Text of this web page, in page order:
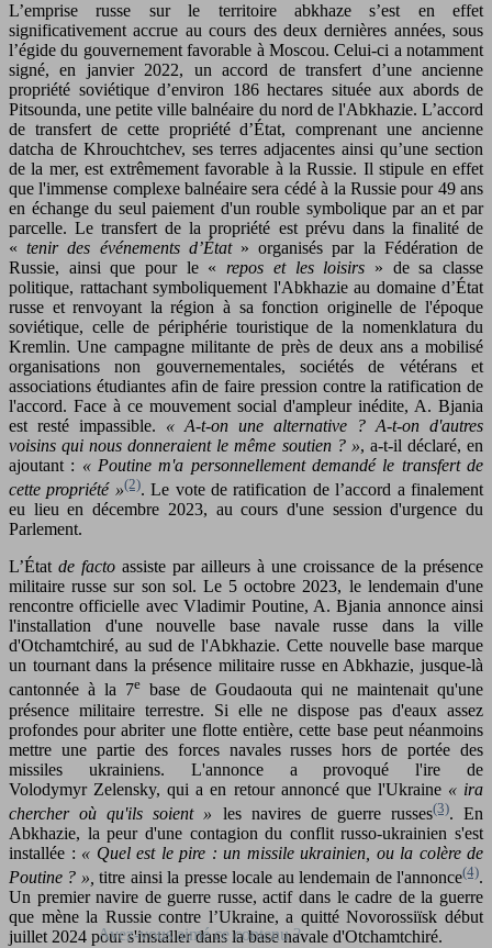
L’emprise russe sur le territoire abkhaze s’est en effet
significativement accrue au cours des deux dernières années, sous
l’égide du gouvernement favorable à Moscou. Celui-ci a notamment
signé, en janvier 2022, un accord de transfert d’une ancienne
propriété soviétique d’environ 186 hectares située aux abords de
Pitsounda, une petite ville balnéaire du nord de l'Abkhazie. L’accord
de transfert de cette propriété d’État, comprenant une ancienne
datcha de Khrouchtchev, ses terres adjacentes ainsi qu’une section
de la mer, est extrêmement favorable à la Russie. Il stipule en effet
que l'immense complexe balnéaire sera cédé à la Russie pour 49 ans
en échange du seul paiement d'un rouble symbolique par an et par
parcelle. Le transfert de la propriété est prévu dans la finalité de
«tenir des événements d’État» organisés par la Fédération de
Russie, ainsi que pour le « repos et les loisirs » de sa classe
politique, rattachant symboliquement l'Abkhazie au domaine d’État
russe et renvoyant la région à sa fonction originelle de l'époque
soviétique, celle de périphérie touristique de la nomenklatura du
Kremlin. Une campagne militante de près de deux ans a mobilisé
organisations non gouvernementales, sociétés de vétérans et
associations étudiantes afin de faire pression contre la ratification de
l'accord. Face à ce mouvement social d'ampleur inédite, A. Bjania
est resté impassible. « A-t-on une alternative ? A-t-on d'autres
voisins qui nous donneraient le même soutien ? », a-t-il déclaré, en
ajoutant : « Poutine m'a personnellement demandé le transfert de
cette propriété »(2). Le vote de ratification de l’accord a finalement
eu lieu en décembre 2023, au cours d'une session d'urgence du
Parlement.
L’État de facto assiste par ailleurs à une croissance de la présence
militaire russe sur son sol. Le 5 octobre 2023, le lendemain d'une
rencontre officielle avec Vladimir Poutine, A. Bjania annonce ainsi
l'installation d'une nouvelle base navale russe dans la ville
d'Otchamtchiré, au sud de l'Abkhazie. Cette nouvelle base marque
un tournant dans la présence militaire russe en Abkhazie, jusque-là
cantonnée à la 7e base de Goudaouta qui ne maintenait qu'une
présence militaire terrestre. Si elle ne dispose pas d'eaux assez
profondes pour abriter une flotte entière, cette base peut néanmoins
mettre une partie des forces navales russes hors de portée des
missiles ukrainiens. L'annonce a provoqué l'ire de
Volodymyr Zelensky, qui a en retour annoncé que l'Ukraine« ira
chercher où qu'ils soient » les navires de guerre russes(3). En
Abkhazie, la peur d'une contagion du conflit russo-ukrainien s'est
installée : « Quel est le pire : un missile ukrainien, ou la colère de
Poutine ? », titre ainsi la presse locale au lendemain de l'annonce(4).
Un premier navire de guerre russe, actif dans le cadre de la guerre
que mène la Russie contre l’Ukraine, a quitté Novorossiïsk début
juillet 2024 pour s'installer dans la base navale d'Otchamtchiré.